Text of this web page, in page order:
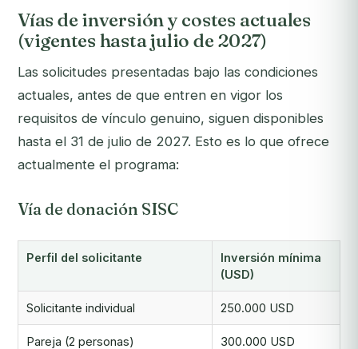
Vías de inversión y costes actuales
(vigentes hasta julio de 2027)
Las solicitudes presentadas bajo las condiciones
actuales, antes de que entren en vigor los
requisitos de vínculo genuino, siguen disponibles
hasta el 31 de julio de 2027. Esto es lo que ofrece
actualmente el programa:
Vía de donación SISC
Perfil del solicitante
Inversión mínima
(USD)
Solicitante individual 250.000 USD
Pareja (2 personas) 300.000 USD